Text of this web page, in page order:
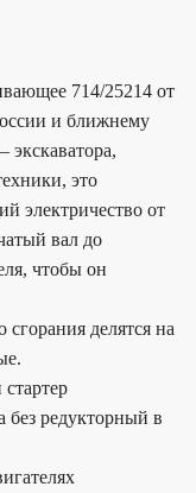
714/25214 от
и ближнему
это
электричество от
вал до
чтобы он
сгорания делятся на
без редукторный в